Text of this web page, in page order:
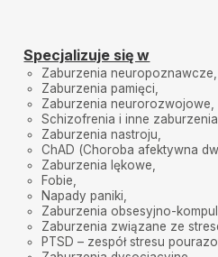
Specjalizuje się w
Zaburzenia neuropoznawcze,
Zaburzenia pamięci,
Zaburzenia neurorozwojowe,
Schizofrenia i inne
Zaburzenia nastroju,
ChAD (Choroba afektywna
Zaburzenia lękowe,
Fobie,
Napady paniki,
Zaburzenia obsesyjno-
Zaburzenia związane ze
PTSD – zespół stresu